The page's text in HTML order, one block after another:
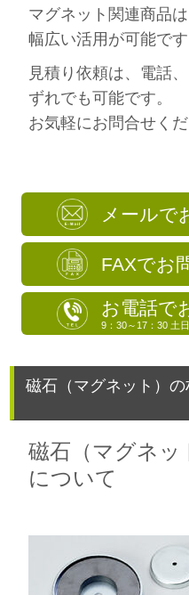
マグネット関連商品
幅広い活用が可能です
見積り依頼は、電話
ずれでも可能です。
お気軽にお問合せくだ
メールで
FAXでお
お電話で
9：30～17：30 土
磁石（マグネット）
磁石（マグネッ
について